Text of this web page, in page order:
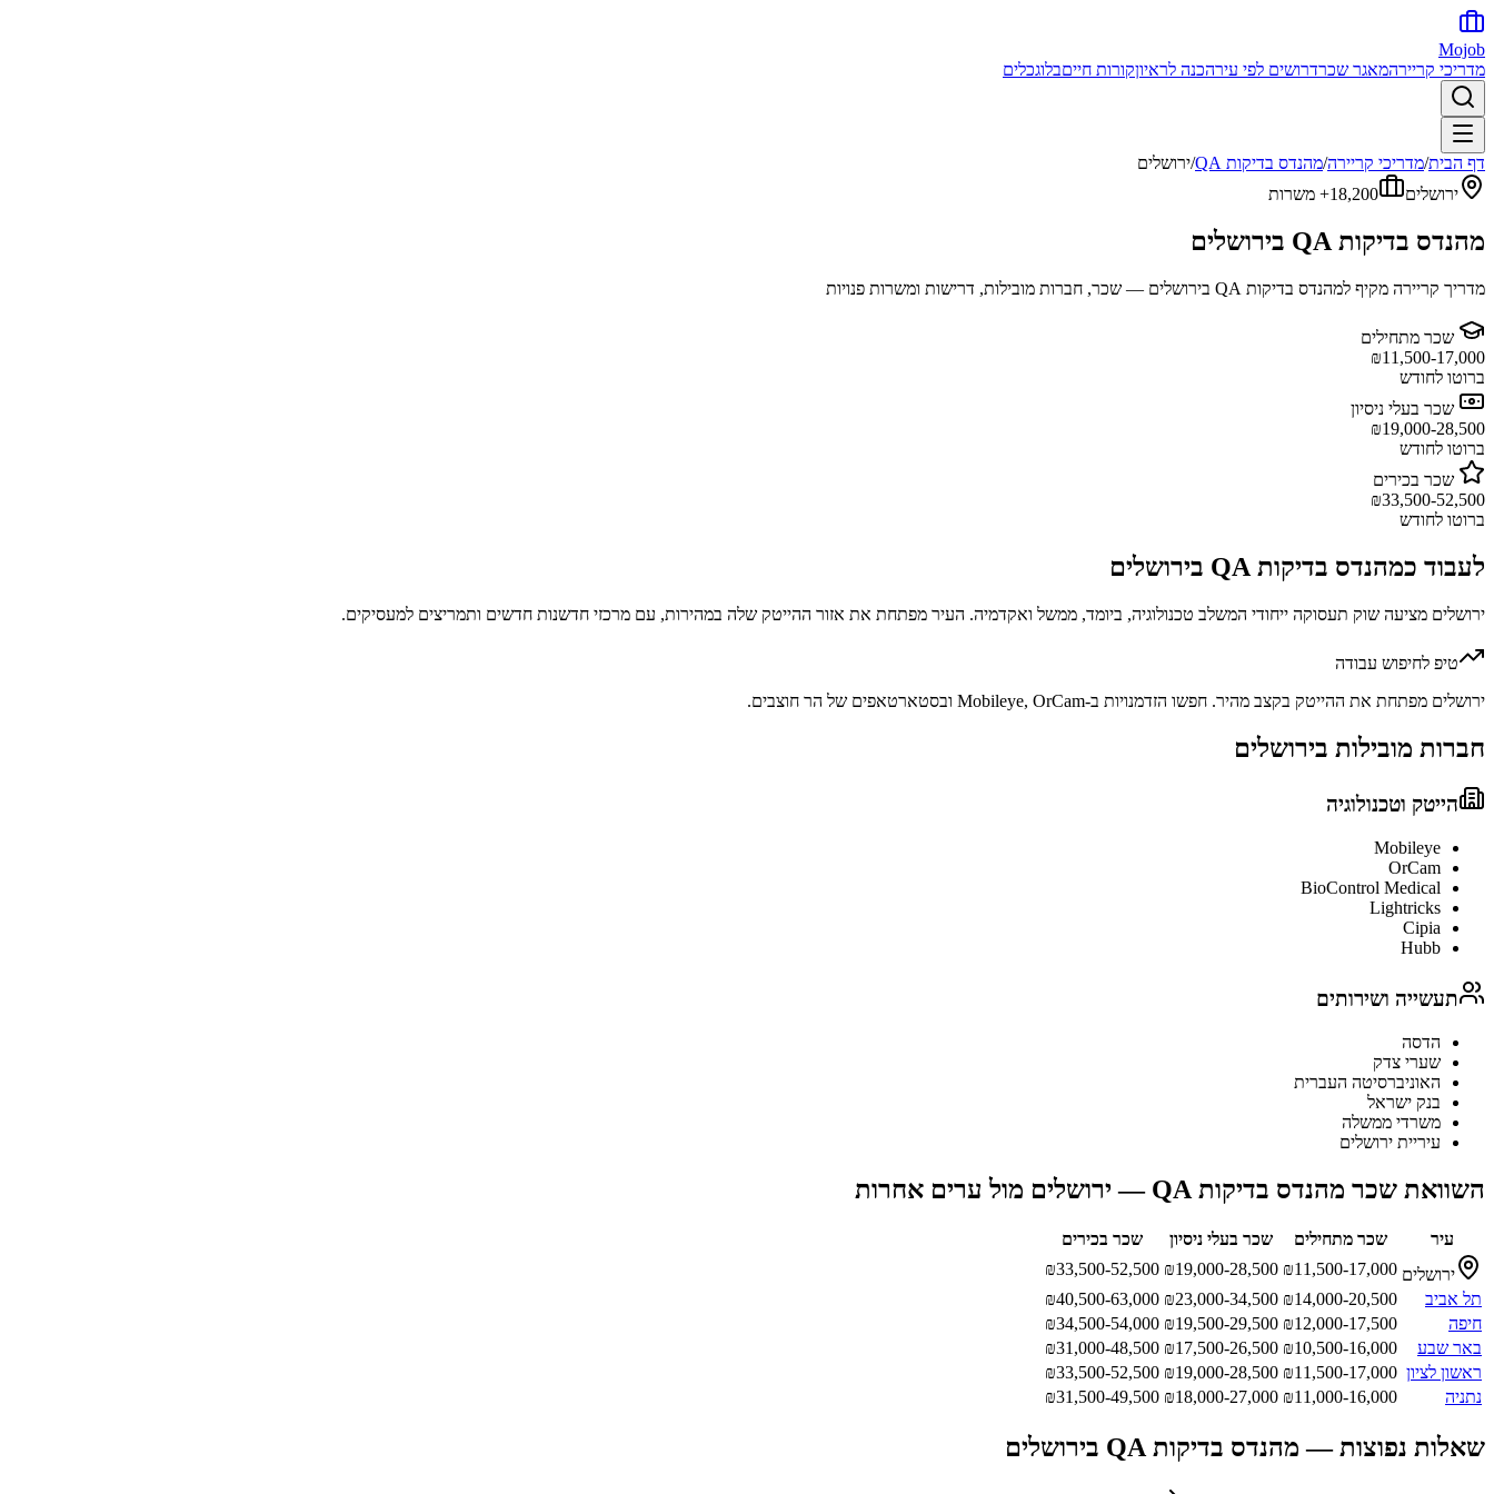
Mojob
מדריכי קריירהמאגר שכרדרושים לפי עירהכנה לראיוןקורות חייםבלוגכלים
דף הבית/מדריכי קריירה/מהנדס בדיקות QA /ירושלים
ירושלים
18,200+ משרות
מהנדס בדיקות QA בירושלים
מדריך קריירה מקיף למהנדס בדיקות QA בירושלים — שכר, חברות מובילות, דרישות ומשרות פנויות
שכר מתחילים
₪11,500-17,000
ברוטו לחודש
שכר בעלי ניסיון
₪19,000-28,500
ברוטו לחודש
שכר בכירים
₪33,500-52,500
ברוטו לחודש
לעבוד כמהנדס בדיקות QA בירושלים
ירושלים מציעה שוק תעסוקה ייחודי המשלב טכנולוגיה, ביומד, ממשל ואקדמיה. העיר מפתחת את אזור ההייטק שלה במהירות, עם מרכזי חדשנות חדשים ותמריצים למעסיקים.
טיפ לחיפוש עבודה
ירושלים מפתחת את ההייטק בקצב מהיר. חפשו הזדמנויות ב-Mobileye, OrCam ובסטארטאפים של הר חוצבים.
חברות מובילות בירושלים
הייטק וטכנולוגיה
Mobileye
OrCam
BioControl Medical
Lightricks
Cipia
Hubb
תעשייה ושירותים
הדסה
שערי צדק
האוניברסיטה העברית
בנק ישראל
משרדי ממשלה
עיריית ירושלים
השוואת שכר מהנדס בדיקות QA — ירושלים מול ערים אחרות
עיר שכר מתחילים שכר בעלי ניסיון
שכר בכירים
ירושלים
₪11,500-17,000
₪19,000-28,500
₪33,500-52,500
תל אביב
₪14,000-20,500
₪23,000-34,500
₪40,500-63,000
חיפה
₪12,000-17,500
₪19,500-29,500
₪34,500-54,000
באר שבע
₪10,500-16,000
₪17,500-26,500
₪31,000-48,500
ראשון לציון
₪11,500-17,000
₪19,000-28,500
₪33,500-52,500
נתניה
₪11,000-16,000
₪18,000-27,000
₪31,500-49,500
שאלות נפוצות — מהנדס בדיקות QA בירושלים